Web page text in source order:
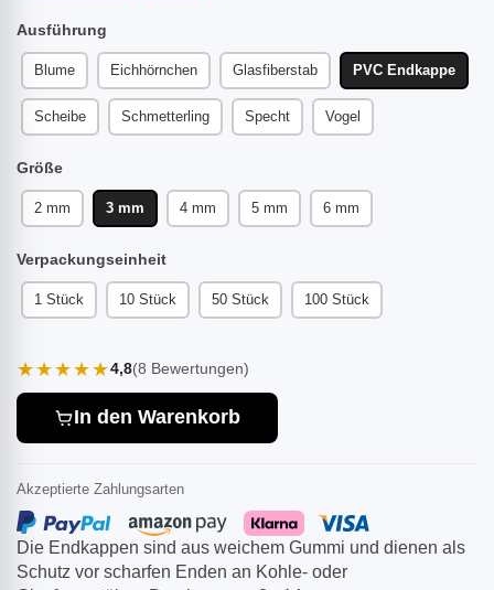
Die Endkappen sind aus weichem Gummi und dienen als
Schutz vor scharfen Enden an Kohle- oder
Ausführung
Blume Eichhörnchen Glasfiberstab PVC Endkappe
Scheibe Schmetterling Specht Vogel
Größe
2 mm 3 mm 4 mm 5 mm 6 mm
Verpackungseinheit
1 Stück 10 Stück 50 Stück 100 Stück
★★★★★4,8(8 Bewertungen)
In den Warenkorb
Akzeptierte Zahlungsarten